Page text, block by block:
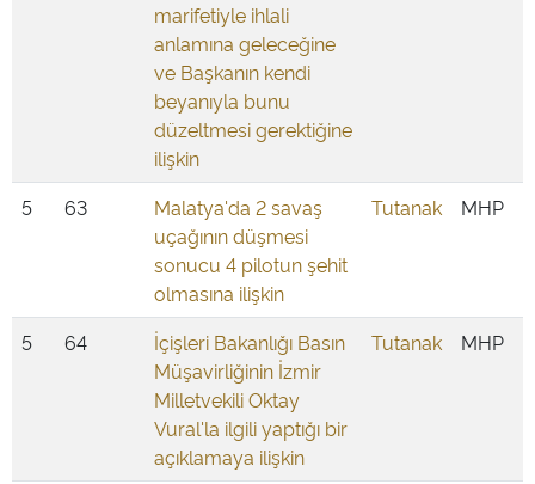
marifetiyle ihlali
anlamına geleceğine
ve Başkanın kendi
beyanıyla bunu
düzeltmesi gerektiğine
ilişkin
5 63
Malatya'da 2 savaş
uçağının düşmesi
sonucu 4 pilotun şehit
olmasına ilişkin
Tutanak MHP
5 64
İçişleri Bakanlığı Basın
Müşavirliğinin İzmir
Milletvekili Oktay
Vural'la ilgili yaptığı bir
açıklamaya ilişkin
Tutanak MHP